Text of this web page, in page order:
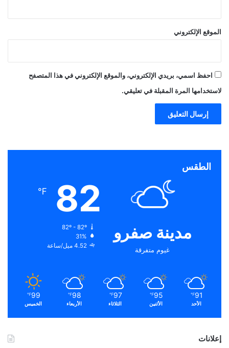
الموقع الإلكتروني
احفظ اسمي، بريدي الإلكتروني، والموقع الإلكتروني في هذا المتصفح
لاستخدامها المرة المقبلة في تعليقي.
الطقس
مدينة صفرو
غيوم متفرقة
82
℉
82º - 82º
31%
4.52 ميل/ساعة
91
℉
الأحد
95
℉
الأثنين
97
℉
الثلاثاء
98
℉
الأربعاء
99
℉
الخميس
إعلانات